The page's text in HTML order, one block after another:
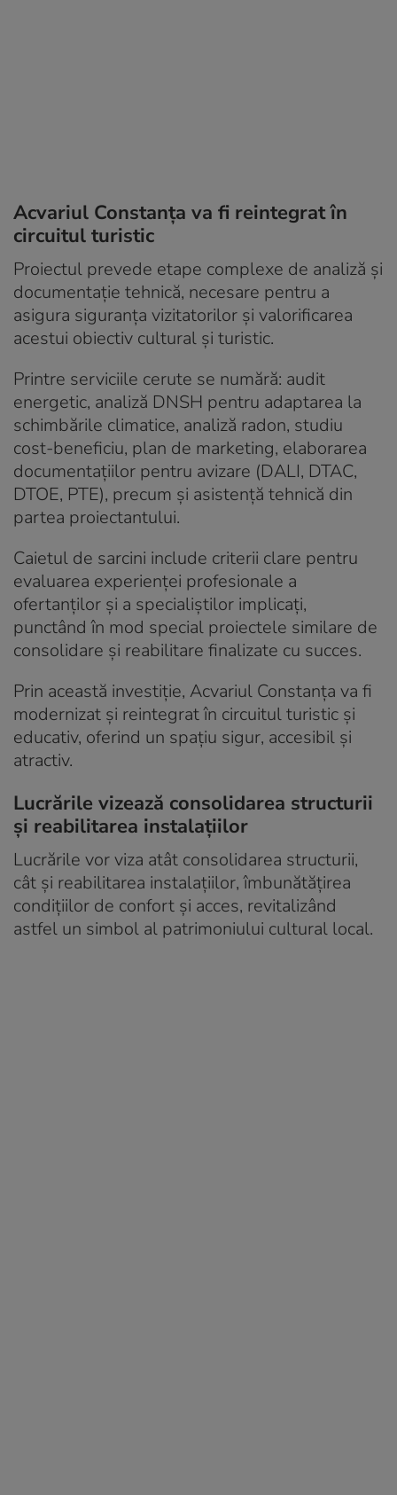
Acvariul Constanța va fi reintegrat în
circuitul turistic
Proiectul prevede etape complexe de analiză și
documentație tehnică, necesare pentru a
asigura siguranța vizitatorilor și valorificarea
acestui obiectiv cultural și turistic.
Printre serviciile cerute se numără: audit
energetic, analiză DNSH pentru adaptarea la
schimbările climatice, analiză radon, studiu
cost-beneficiu, plan de marketing, elaborarea
documentațiilor pentru avizare (DALI, DTAC,
DTOE, PTE), precum și asistență tehnică din
partea proiectantului.
Caietul de sarcini include criterii clare pentru
evaluarea experienței profesionale a
ofertanților și a specialiștilor implicați,
punctând în mod special proiectele similare de
consolidare și reabilitare finalizate cu succes.
Prin această investiție, Acvariul Constanța va fi
modernizat și reintegrat în circuitul turistic și
educativ, oferind un spațiu sigur, accesibil și
atractiv.
Lucrările vizează consolidarea structurii
și reabilitarea instalațiilor
Lucrările vor viza atât consolidarea structurii,
cât și reabilitarea instalațiilor, îmbunătățirea
condițiilor de confort și acces, revitalizând
astfel un simbol al patrimoniului cultural local.